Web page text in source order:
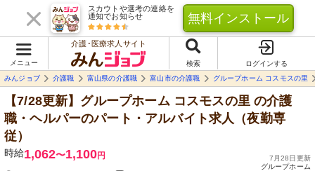
スカウトや選考の連絡を
通知でお知らせ
無料インストール
メニュー
介護･医療求人サイト
検索
ログインする
みんジョブ
介護職 富山県の介護職 富山市の介護職 グループホーム コスモスの里
【7/28更新】グループホーム コスモスの里 の介護
職・ヘルパーのパート・アルバイト求人（夜勤専
従）
時給1,062〜1,100円
7月28日更新
グループホーム